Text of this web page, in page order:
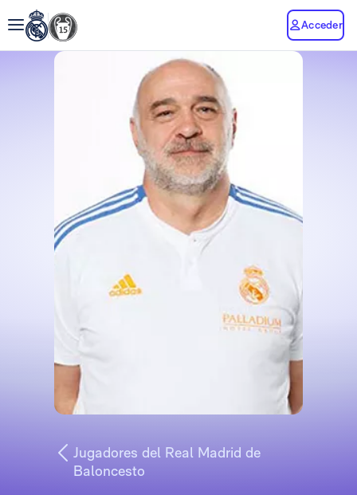
Acceder
Jugadores del Real Madrid de
Baloncesto